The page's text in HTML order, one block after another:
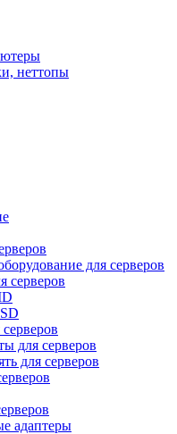
неттопы
для серверов
серверов
для серверов
для серверов
адаптеры